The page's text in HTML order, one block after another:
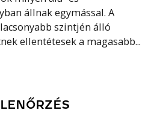
állnak egymással. A
szintjén álló
ellentétesek a magasabb...